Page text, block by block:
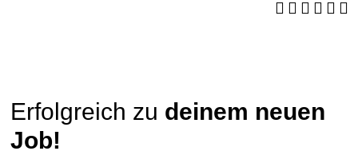
Erfolgreich zu deinem neuen
Job!